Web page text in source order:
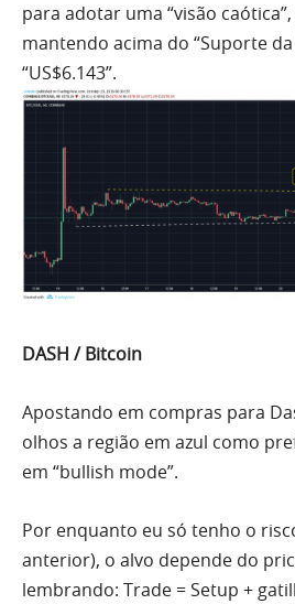
para adotar uma “visão
mantendo acima do “Suporte da
“US$6.143”.
DASH / Bitcoin
Apostando em compras para
olhos a região em azul como
em “bullish mode”.
Por enquanto eu só tenho o
anterior), o alvo depende do
lembrando: Trade = Setup +